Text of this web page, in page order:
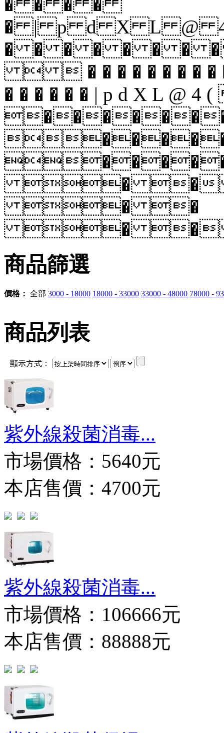
� | p d X L
� � � � � � �
  � � � � � � � � �
� � � � � � | p d X L @ 4
� �
� �
� �
商品篩選
價格： 全部 3000 - 18000 18000 - 33000 33000 - 48000 78000 -
商品列表
顯示方式：
紫外線殺菌消毒...
市場價格： 5640元
本店售價：4700元
紫外線殺菌消毒...
市場價格： 106666元
本店售價：88888元